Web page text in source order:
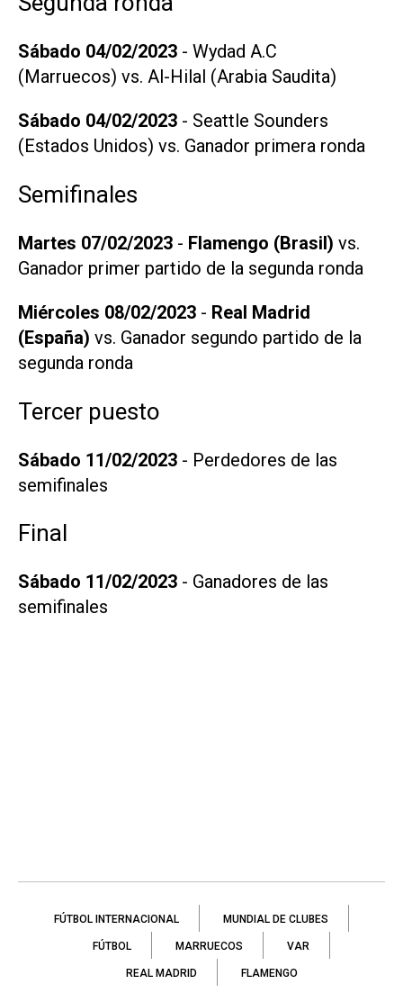
Sábado 04/02/2023 - Wydad A.C
(Marruecos) vs. Al-Hilal (Arabia Saudita)
Sábado 04/02/2023 - Seattle Sounders
(Estados Unidos) vs. Ganador primera ronda
Semifinales
Martes 07/02/2023 - Flamengo (Brasil) vs.
Ganador primer partido de la segunda ronda
Miércoles 08/02/2023 - Real Madrid
(España) vs. Ganador segundo partido de la
segunda ronda
Tercer puesto
Sábado 11/02/2023 - Perdedores de las
semifinales
Final
Sábado 11/02/2023 - Ganadores de las
semifinales
FÚTBOL INTERNACIONAL MUNDIAL DE CLUBES
FÚTBOL MARRUECOS VAR
REAL MADRID FLAMENGO